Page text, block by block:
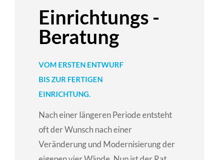
Einrichtungs -
Beratung
VOM ERSTEN ENTWURF
BIS ZUR FERTIGEN
EINRICHTUNG.
Nach einer längeren Periode entsteht
oft der Wunsch nach einer
Veränderung und Modernisierung der